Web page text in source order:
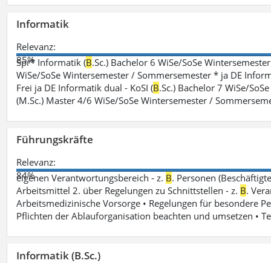
Informatik
Relevanz:
85%
Spr* Informatik (B.Sc.) Bachelor 6 WiSe/SoSe
WiSe/SoSe Wintersemester / Sommersemester * ja DE
Frei ja DE Informatik dual - KoSI (B.Sc.) Bachelor 7 WiSe/
(M.Sc.) Master 4/6 WiSe/SoSe Wintersemester /
Führungskräfte
Relevanz:
84%
eigenen Verantwortungsbereich - z. B. Personen
Arbeitsmittel 2. über Regelungen zu Schnittstellen - z. B.
Arbeitsmedizinische Vorsorge • Regelungen für besondere
Pflichten der Ablauforganisation beachten und umsetzen •
Informatik (B.Sc.)